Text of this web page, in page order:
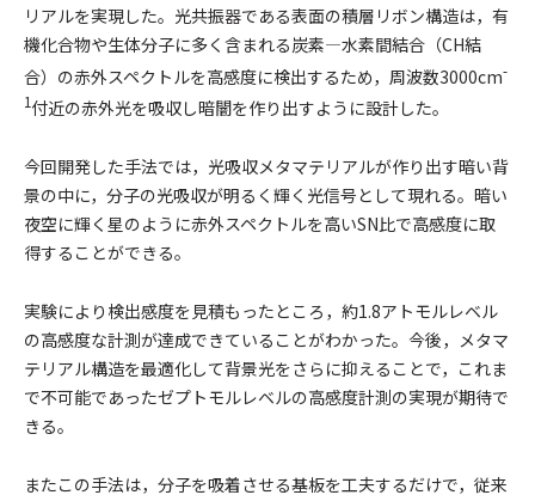
リアルを実現した。光共振器である表面の積層リボン構造は，有
機化合物や生体分子に多く含まれる炭素—水素間結合（CH結
合）の赤外スペクトルを高感度に検出するため，周波数3000cm-
1付近の赤外光を吸収し暗闇を作り出すように設計した。
今回開発した手法では，光吸収メタマテリアルが作り出す暗い背
景の中に，分子の光吸収が明るく輝く光信号として現れる。暗い
夜空に輝く星のように赤外スペクトルを高いSN比で高感度に取
得することができる。
実験により検出感度を見積もったところ，約1.8アトモルレベル
の高感度な計測が達成できていることがわかった。今後，メタマ
テリアル構造を最適化して背景光をさらに抑えることで，これま
で不可能であったゼプトモルレベルの高感度計測の実現が期待で
きる。
またこの手法は，分子を吸着させる基板を工夫するだけで，従来